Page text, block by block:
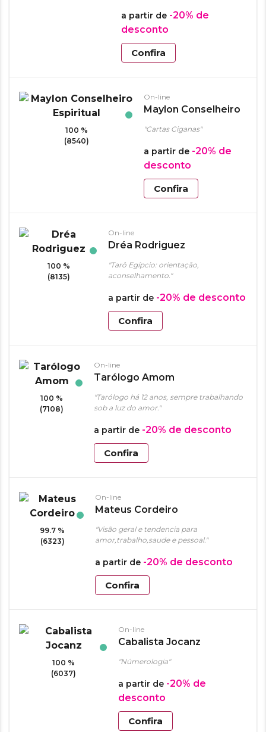
a partir de -20% de
desconto
Confira
100 %
(8540)
On-line
Maylon Conselheiro
Espiritual
"Cartas Ciganas"
a partir de -20% de
desconto
Confira
100 %
(8135)
On-line
Dréa Rodriguez
"Tarô Egípcio: orientação,
aconselhamento."
a partir de -20% de desconto
Confira
100 %
(7108)
On-line
Tarólogo Amom
"Tarólogo há 12 anos, sempre trabalhando
sob a luz do amor."
a partir de -20% de desconto
Confira
99.7 %
(6323)
On-line
Mateus Cordeiro
"Visão geral e tendencia para
amor,trabalho,saude e pessoal."
a partir de -20% de desconto
Confira
100 %
(6037)
On-line
Cabalista Jocanz
"Númerologia"
a partir de -20% de
desconto
Confira